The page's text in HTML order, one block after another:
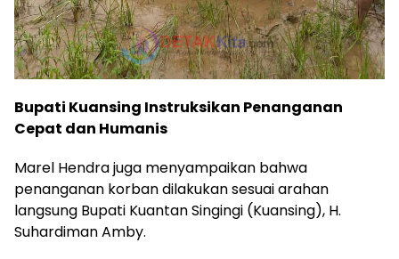
Bupati Kuansing Instruksikan Penanganan
Cepat dan Humanis
Marel Hendra juga menyampaikan bahwa
penanganan korban dilakukan sesuai arahan
langsung Bupati Kuantan Singingi (Kuansing), H.
Suhardiman Amby.